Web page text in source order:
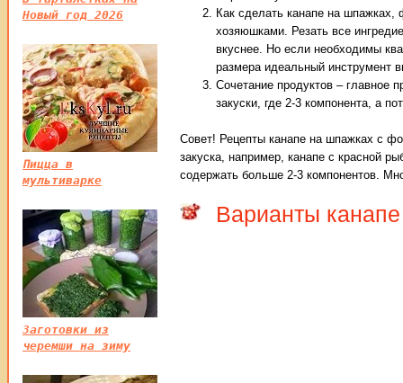
Как сделать канапе на шпажках,
хозяюшками. Резать все
вкуснее. Но если необходимы
размера идеальный инструмент
Сочетание продуктов – главное
закуски, где 2-3 компонента, а
Совет! Рецепты канапе на шпажках с
закуска, например, канапе с красной
содержать больше 2-3 компонентов.
Варианты
Новый год 2026
Пицца в
мультиварке
Заготовки из
черемши на зиму